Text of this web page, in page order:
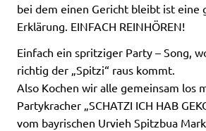
bei dem einen Gericht bleibt ist eine
Erklärung. EINFACH REINHÖREN!
Einfach ein spritziger Party – Song,
richtig der „Spitzi“ raus kommt.
Also Kochen wir alle gemeinsam los
Partykracher „SCHATZI ICH HAB
vom bayrischen Urvieh Spitzbua